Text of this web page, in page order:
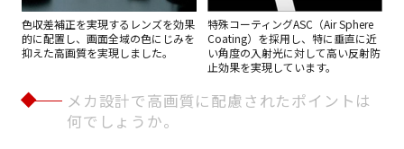
色収差補正を実現するレンズを効果
的に配置し、画面全域の色にじみを
抑えた高画質を実現しました。
特殊コーティングASC（Air Sphere
Coating）を採用し、特に垂直に近
い角度の入射光に対して高い反射防
止効果を実現しています。
メカ設計で高画質に配慮されたポイントは
何でしょうか。